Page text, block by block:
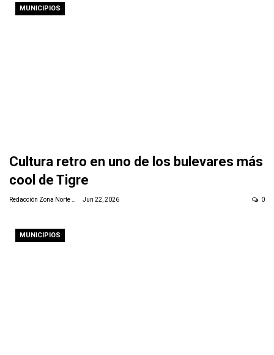
MUNICIPIOS
Cultura retro en uno de los bulevares más
cool de Tigre
Jun 22, 2026 0
MUNICIPIOS